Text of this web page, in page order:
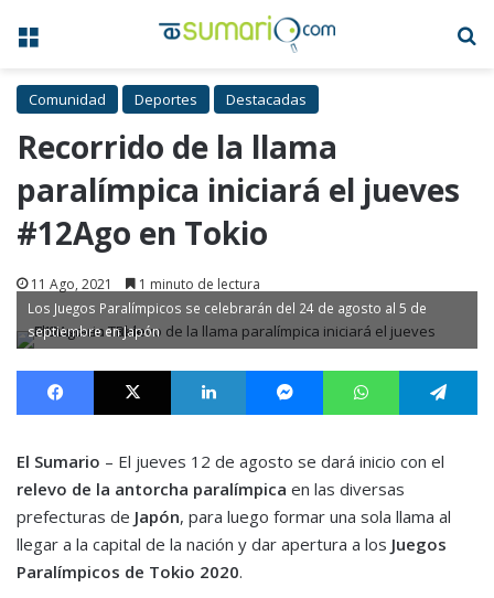
Menú
Comunidad Deportes Destacadas
Recorrido de la llama
paralímpica iniciará el jueves
#12Ago en Tokio
11 Ago, 2021 1 minuto de lectura
Los Juegos Paralímpicos se celebrarán del 24 de agosto al 5 de
septiembre en Japón
Facebook X LinkedIn MessengerWhatsApp
El Sumario – El jueves 12 de agosto se dará inicio con el
relevo de la antorcha paralímpica en las diversas
prefecturas de Japón, para luego formar una sola llama al
llegar a la capital de la nación y dar apertura a los Juegos
Paralímpicos de Tokio 2020.